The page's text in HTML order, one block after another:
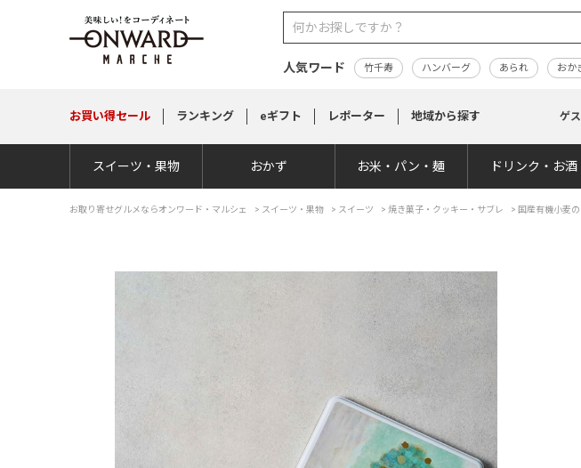
人気ワード 竹千寿 ハンバーグ あられ おか
お買い得セール ランキング eギフト レポーター 地域から探す ゲ
スイーツ・果物 おかず お米・パン・麺 ドリンク・お酒
お取り寄せグルメならオンワード・マルシェ > スイーツ・果物 > スイーツ > 焼き菓子・クッキー・サブレ > 国産有機小麦